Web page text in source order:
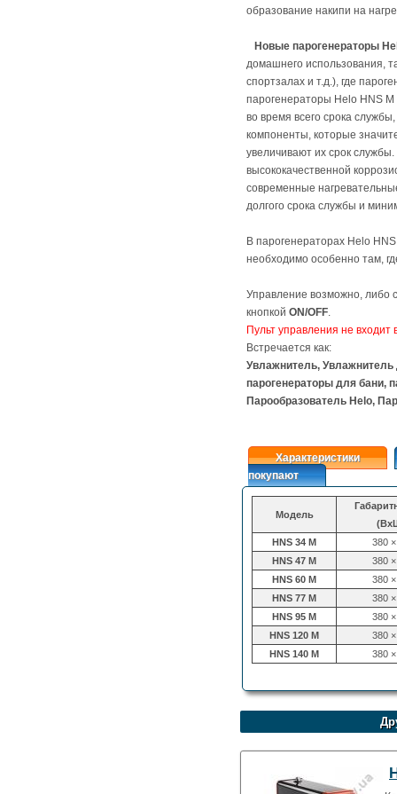
образование накипи на
Новые парогенераторы
домашнего использования,
спортзалах и т.д.), где
парогенераторы Helo HNS M
во время всего срока
компоненты, которые
увеличивают их срок
высококачественной
современные
долгого срока службы и
В парогенераторах Helo
необходимо особенно там,
Управление возможно, либо
кнопкой ON/OFF.
Пульт управления не входит
Встречается как:
Увлажнитель, Увлажнитель
парогенераторы для бани,
Парообразователь Helo,
Характеристики
покупают
Модель
HNS 34 M
380
HNS 47 M
380
HNS 60 M
380
HNS 77 M
380
HNS 95 M
380
HNS 120 M
380
HNS 140 M
380